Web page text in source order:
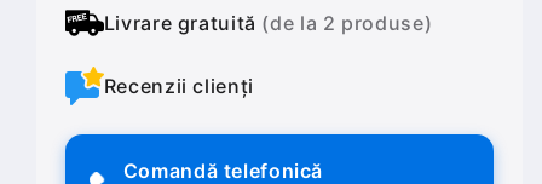
Livrare gratuită (de la 2 produse)
Recenzii clienți
Comandă telefonică